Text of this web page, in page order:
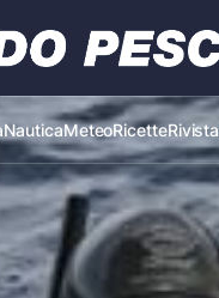
NauticaMeteoRicetteRivista